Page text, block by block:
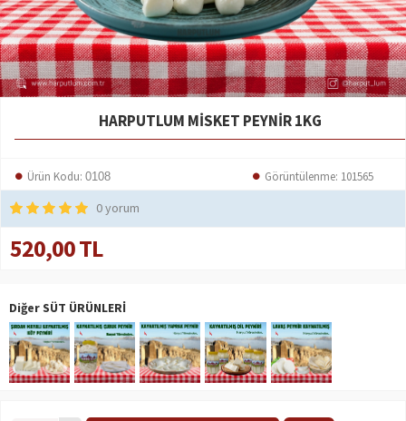
HARPUTLUM MISKET PEYNIR 1KG
Ürün Kodu: 0108 Görüntülenme: 101565
0 yorum
520,00 TL
Diğer SÜT ÜRÜNLERİ